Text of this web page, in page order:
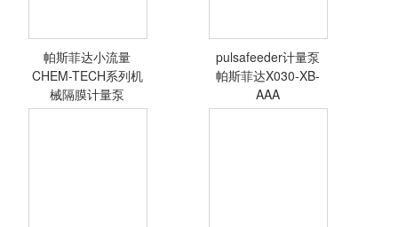
<查看详情> <查看详情>
帕斯菲达小流量
CHEM-TECH系列机
械隔膜计量泵
pulsafeeder计量泵
帕斯菲达X030-XB-
AAA